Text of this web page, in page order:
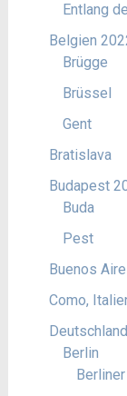
Entlang
Belgien
Brügge
Brüssel
Gent
Bratislava
Budapest
Buda
Pest
Buenos
Como,
Deutschland
Berlin